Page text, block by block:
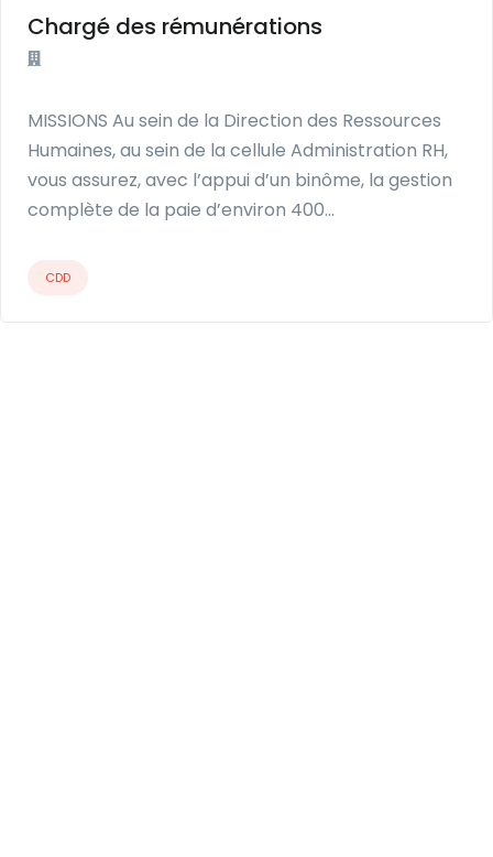
Chargé des rémunérations
MISSIONS Au sein de la Direction des Ressources
Humaines, au sein de la cellule Administration RH,
vous assurez, avec l’appui d’un binôme, la gestion
complète de la paie d’environ 400…
CDD